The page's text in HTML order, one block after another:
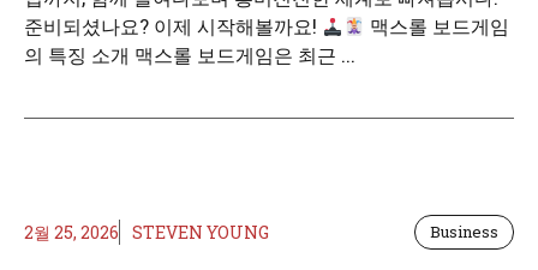
준비되셨나요? 이제 시작해볼까요!
맥스롤 보드게임
의 특징 소개 맥스롤 보드게임은 최근 ...
2월 25, 2026 STEVEN YOUNG Business